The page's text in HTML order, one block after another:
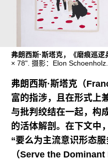
往期内容
联系我们
关注我们
弗朗西斯·斯塔克，《磨痕巡逻
× 78". 摄影：Elon Schoenholz.
弗朗西斯·斯塔克（
富的指涉，且在形式上
与批判绞结在一起，构
的活体解剖。在下文中
“要么为主流意识形态
（Serve the